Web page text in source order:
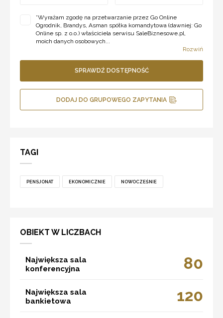
*Wyrażam zgodę na przetwarzanie przez Go Online
Ogrodnik, Brandys, Asman spółka komandytowa (dawniej: Go
Online sp. z o.o.) właściciela serwisu SaleBiznesowe.pl,
moich danych osobowych...
Rozwiń
SPRAWDŹ DOSTĘPNOŚĆ
DODAJ DO GRUPOWEGO ZAPYTANIA
TAGI
PENSJONAT EKONOMICZNIE NOWOCZEŚNIE
OBIEKT W LICZBACH
Największa sala
konferencyjna
80
Największa sala
bankietowa
120